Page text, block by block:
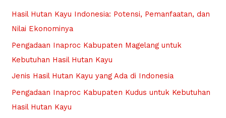
f
o
r
:
Hasil Hutan Kayu Indonesia: Potensi, Pemanfaatan, dan
Nilai Ekonominya
Pengadaan Inaproc Kabupaten Magelang untuk
Kebutuhan Hasil Hutan Kayu
Jenis Hasil Hutan Kayu yang Ada di Indonesia
Pengadaan Inaproc Kabupaten Kudus untuk Kebutuhan
Hasil Hutan Kayu